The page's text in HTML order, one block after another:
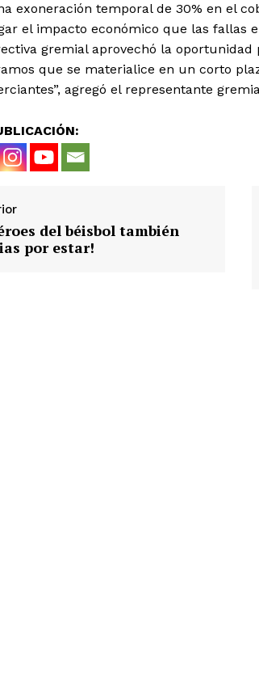
exoneración temporal de 30% en el
el impacto económico que las fallas
gremial aprovechó la
que se materialice en un corto
agregó el representante
del béisbol también
por estar!